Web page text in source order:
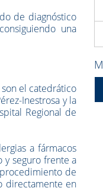
de diagnóstico
una
el catedrático
Inestrosa y la
Regional de
a fármacos
y seguro frente a
de
directamente en